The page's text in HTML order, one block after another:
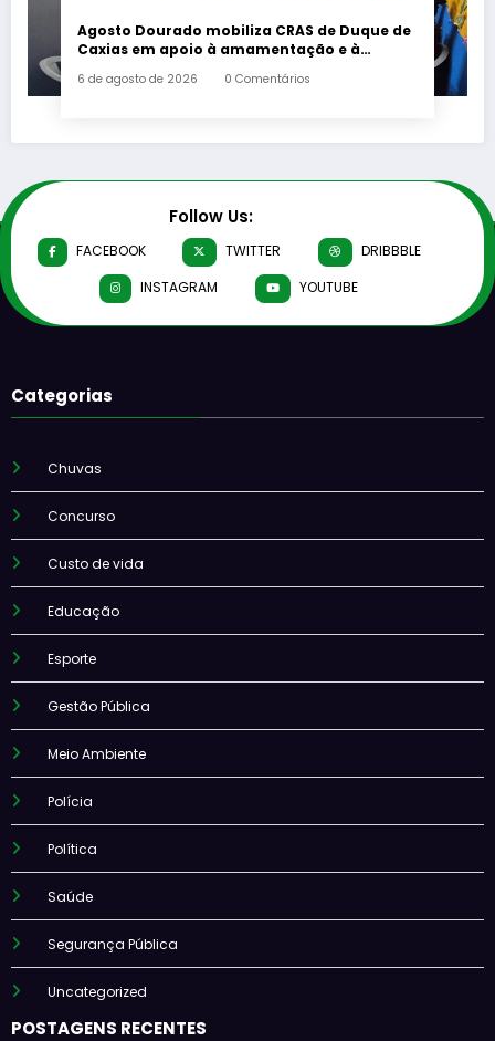
Agosto Dourado mobiliza CRAS de Duque de
Caxias em apoio à amamentação e à
6 de agosto de 2026 0 Comentários
Follow Us:
FACEBOOK TWITTER
DRIBBBLE
INSTAGRAM
YOUTUBE
Categorias
Chuvas
Concurso
Custo de vida
Educação
Esporte
Gestão Pública
Meio Ambiente
Polícia
Política
Saúde
Segurança Pública
Uncategorized
POSTAGENS RECENTES